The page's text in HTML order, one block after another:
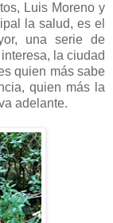
Luis Moreno y
la salud, es el
una serie de
la ciudad
quien más sabe
quien más la
adelante.